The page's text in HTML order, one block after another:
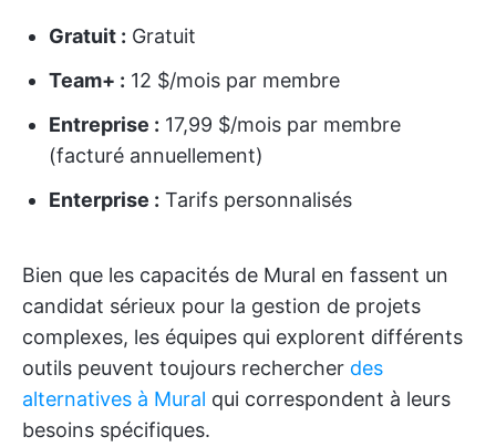
Gratuit : Gratuit
Team+ : 12 $/mois par membre
Entreprise : 17,99 $/mois par membre
(facturé annuellement)
Enterprise : Tarifs personnalisés
Bien que les capacités de Mural en fassent un
candidat sérieux pour la gestion de projets
complexes, les équipes qui explorent différents
outils peuvent toujours rechercher des
alternatives à Mural qui correspondent à leurs
besoins spécifiques.